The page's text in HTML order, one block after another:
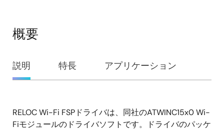
概要
概
要
説明 特長 アプリケーション
説
RELOC Wi-Fi FSPドライバは、同社のATWINC15x0 Wi-
Fiモジュールのドライバソフトです。ドライバのパッケ